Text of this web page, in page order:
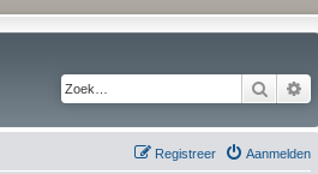
Zoek
Aanmelden
Registreer